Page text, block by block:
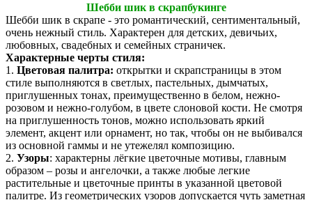
Шебби шик в скрапбукинге
Шебби шик в скрапе - это романтический, сентиментальный,
очень нежный стиль. Характерен для детских, девичьих,
любовных, свадебных и семейных страничек.
Характерные черты стиля:
1. Цветовая палитра: открытки и скрапстраницы в этом
стиле выполняются в светлых, пастельных, дымчатых,
приглушенных тонах, преимущественно в белом, нежно-
розовом и нежно-голубом, в цвете слоновой кости. Не смотря
на приглушенность тонов, можно использовать яркий
элемент, акцент или орнамент, но так, чтобы он не выбивался
из основной гаммы и не утежелял композицию.
2. Узоры: характерны лёгкие цветочные мотивы, главным
образом – розы и ангелочки, а также любые легкие
растительные и цветочные принты в указанной цветовой
палитре. Из геометрических узоров допускается чуть заметная